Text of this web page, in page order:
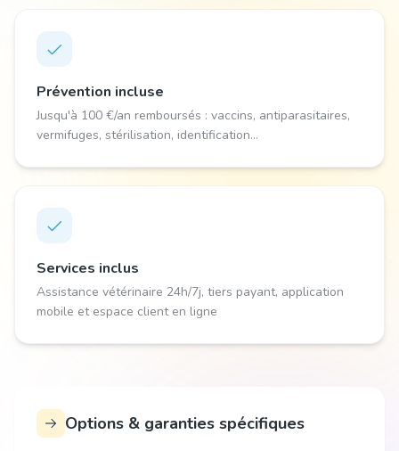
Prévention incluse
Jusqu'à 100 €/an remboursés : vaccins, antiparasitaires,
vermifuges, stérilisation, identification...
Services inclus
Assistance vétérinaire 24h/7j, tiers payant, application
mobile et espace client en ligne
Options & garanties spécifiques